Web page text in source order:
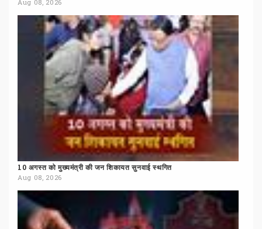
Aug 08, 2026
10 अगस्त को मुख्यमंत्री की जन शिकायत सुनवाई स्थगित
Aug 08, 2026